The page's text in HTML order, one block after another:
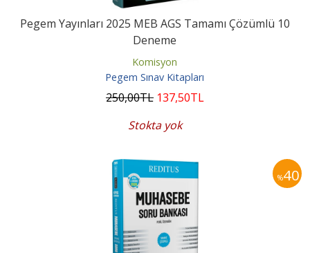
Pegem Yayınları 2025 MEB AGS Tamamı Çözümlü 10
Deneme
Komisyon
Pegem Sınav Kitapları
250,00TL 137,50TL
Stokta yok
%40